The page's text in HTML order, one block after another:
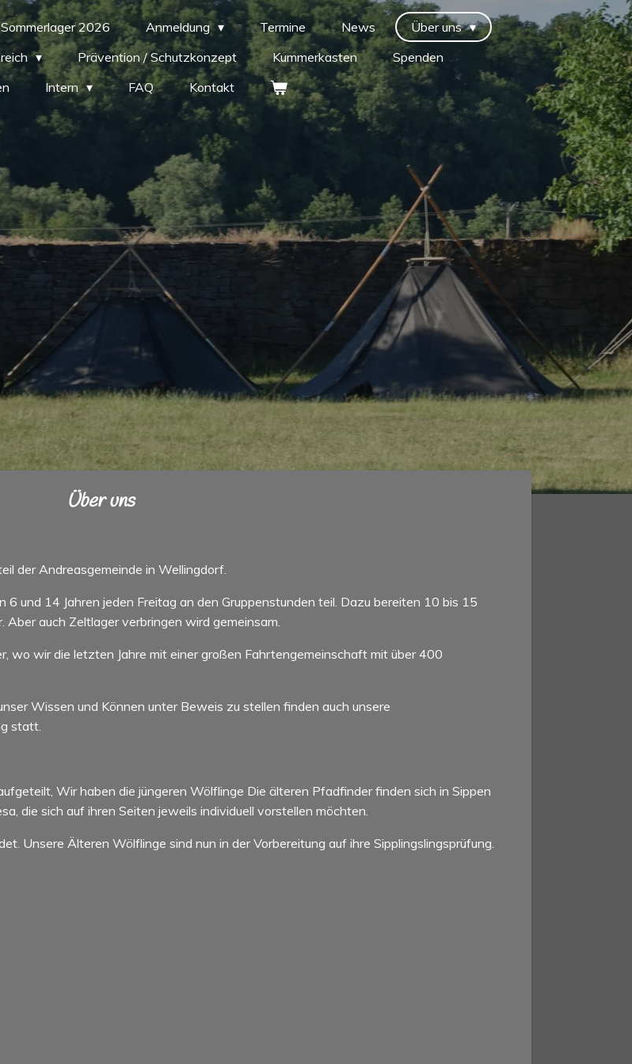
Sommerlager 2026 Anmeldung Termine News
Über uns
Prävention / Schutzkonzept Kummerkasten
Spenden
Intern FAQ Kontakt
Über uns
der Andreasgemeinde in Wellingdorf.
6 und 14 Jahren jeden Freitag an den Gruppenstunden teil. Dazu bereiten 10 bis 15
auch Zeltlager verbringen wird gemeinsam.
wo wir die letzten Jahre mit einer großen Fahrtengemeinschaft mit über 400
Wissen und Können unter Beweis zu stellen finden auch unsere
statt.
Wir haben die jüngeren Wölflinge Die älteren Pfadfinder finden sich in Sippen
die sich auf ihren Seiten jeweils individuell vorstellen möchten.
Unsere Älteren Wölflinge sind nun in der Vorbereitung auf ihre Sipplingslingsprüfung.